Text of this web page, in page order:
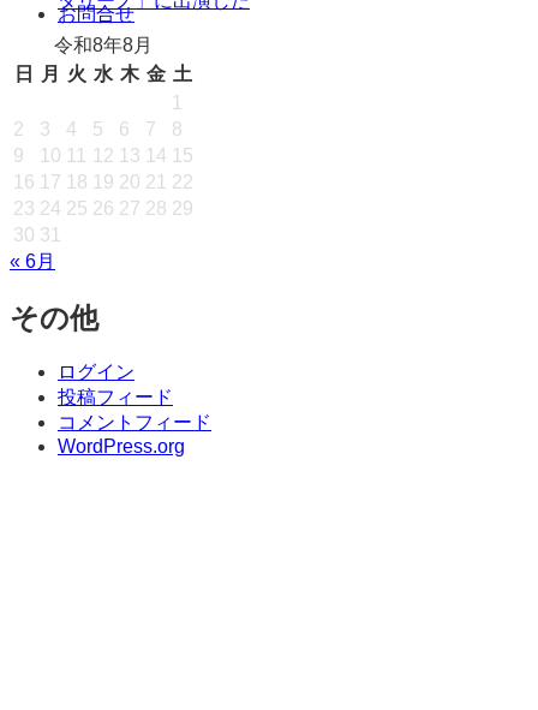
プ
お問合せ
令和8年8月
日
月 火 水 木 金 土
1
2
3 4 5 6 7
8
9
10 11 12 13 14 15
16 17 18 19 20 21 22
23 24 25 26 27 28 29
30 31
« 6月
その他
ログイン
投稿フィード
コメントフィード
WordPress.org